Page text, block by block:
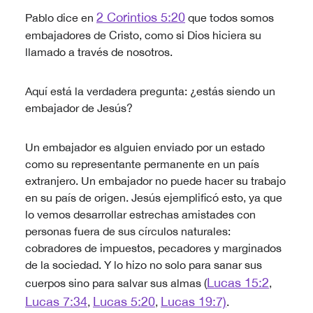
Pablo dice en 2 Corintios 5:20 que todos somos
embajadores de Cristo, como si Dios hiciera su
llamado a través de nosotros.
Aquí está la verdadera pregunta: ¿estás siendo un
embajador de Jesús?
Un embajador es alguien enviado por un estado
como su representante permanente en un país
extranjero. Un embajador no puede hacer su trabajo
en su país de origen. Jesús ejemplificó esto, ya que
lo vemos desarrollar estrechas amistades con
personas fuera de sus círculos naturales:
cobradores de impuestos, pecadores y marginados
de la sociedad. Y lo hizo no solo para sanar sus
cuerpos sino para salvar sus almas (Lucas 15:2,
Lucas 7:34, Lucas 5:20, Lucas 19:7).